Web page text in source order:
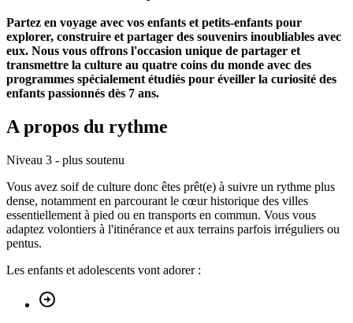
Partez en voyage avec vos enfants et petits-enfants pour
explorer, construire et partager des souvenirs inoubliables avec
eux. Nous vous offrons l'occasion unique de partager et
transmettre la culture au quatre coins du monde avec des
programmes spécialement étudiés pour éveiller la curiosité des
enfants passionnés dès 7 ans.
A propos du rythme
Niveau 3 - plus soutenu
Vous avez soif de culture donc êtes prêt(e) à suivre un rythme plus
dense, notamment en parcourant le cœur historique des villes
essentiellement à pied ou en transports en commun. Vous vous
adaptez volontiers à l'itinérance et aux terrains parfois irréguliers ou
pentus.
Les enfants et adolescents vont adorer :